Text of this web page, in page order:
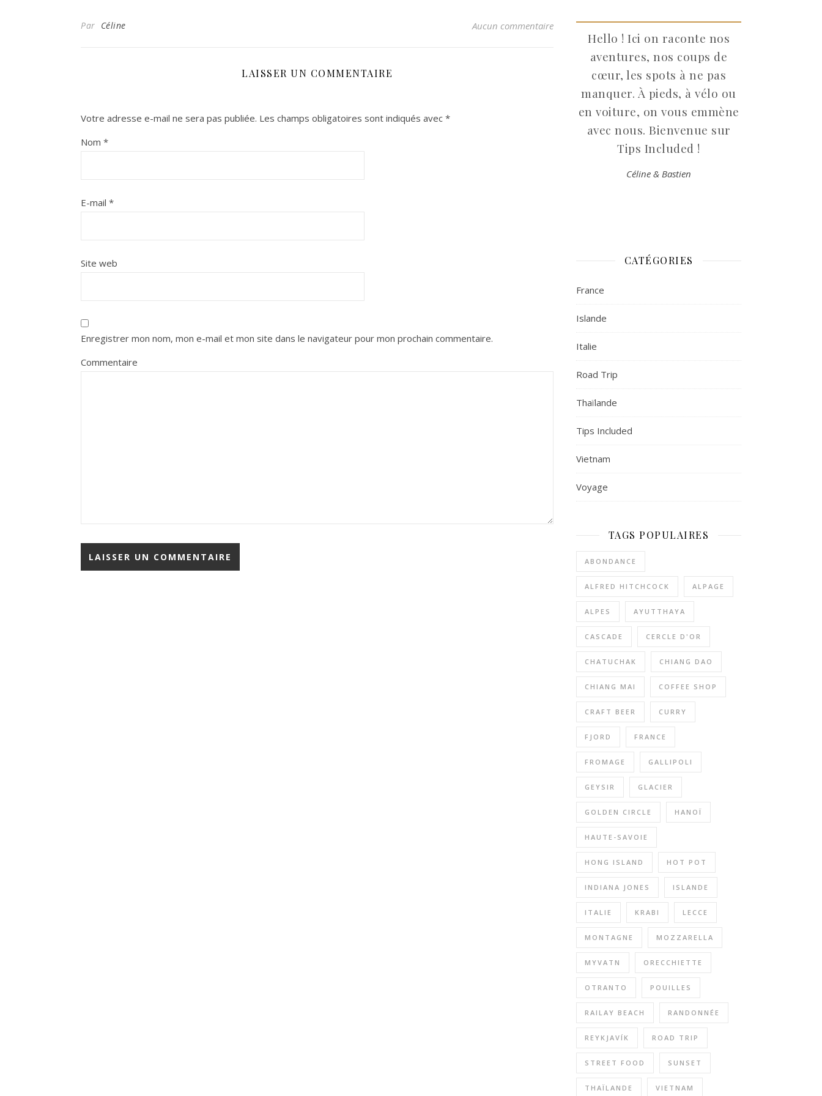
Par Céline Aucun commentaire
LAISSER UN COMMENTAIRE
Votre adresse e-mail ne sera pas publiée. Les champs obligatoires sont indiqués avec *
Nom *
E-mail *
Site web
Enregistrer mon nom, mon e-mail et mon site dans le navigateur pour mon prochain commentaire.
Commentaire
Hello ! Ici on raconte nos
aventures, nos coups de
cœur, les spots à ne pas
manquer. À pieds, à vélo ou
en voiture, on vous emmène
avec nous. Bienvenue sur
Tips Included !
Céline & Bastien
CATÉGORIES
France
Islande
Italie
Road Trip
Thaïlande
Tips Included
Vietnam
Voyage
TAGS POPULAIRES
ABONDANCE
ALFRED HITCHCOCK ALPAGE
ALPES AYUTTHAYA
CASCADE CERCLE D'OR
CHATUCHAK CHIANG DAO
CHIANG MAI COFFEE SHOP
CRAFT BEER CURRY
FJORD FRANCE
FROMAGE GALLIPOLI
GEYSIR GLACIER
GOLDEN CIRCLE HANOÏ
HAUTE-SAVOIE
HONG ISLAND HOT POT
INDIANA JONES ISLANDE
ITALIE KRABI LECCE
MONTAGNE MOZZARELLA
MYVATN ORECCHIETTE
OTRANTO POUILLES
RAILAY BEACH RANDONNÉE
REYKJAVÍK ROAD TRIP
STREET FOOD SUNSET
THAÏLANDE VIETNAM